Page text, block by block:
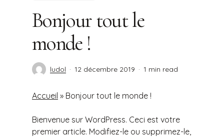
Bonjour tout le
monde !
ludol 12 décembre 2019 1 min read
Accueil » Bonjour tout le monde !
Bienvenue sur WordPress. Ceci est votre
premier article. Modifiez-le ou supprimez-le,